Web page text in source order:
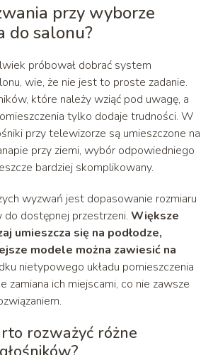
przy wyborze
do salonu?
próbował dobrać system
wie, że nie jest to proste zadanie.
które należy wziąć pod uwagę, a
tylko dodaje trudności. W
przy telewizorze są umieszczone na
przy ziemi, wybór odpowiedniego
bardziej skomplikowany.
wyzwań jest dopasowanie rozmiaru
do dostępnej przestrzeni. Większe
umieszcza się na podłodze,
modele można zawiesić na
nietypowego układu pomieszczenia
zamiana ich miejscami, co nie zawsze
rozważyć różne